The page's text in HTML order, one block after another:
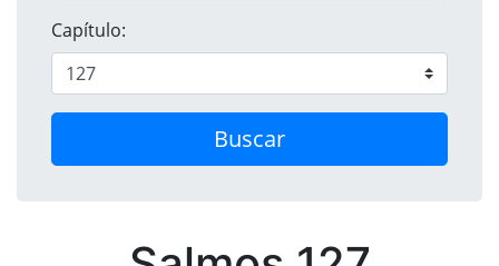
Capítulo:
Buscar